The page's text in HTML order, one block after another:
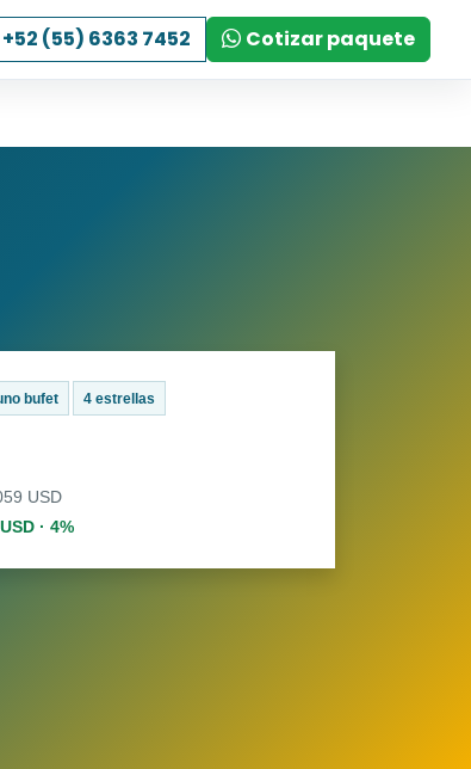
+52 (55) 6363 7452 Cotizar paquete
bufet 4 estrellas
USD
· 4%